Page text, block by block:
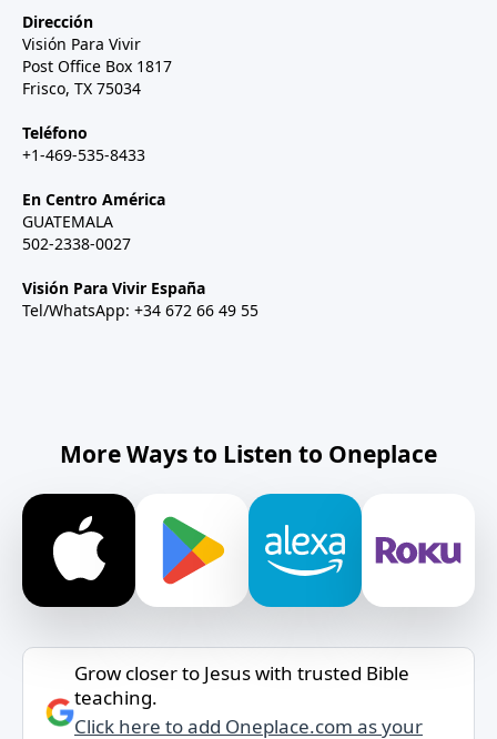
Dirección
Visión Para Vivir
Post Office Box 1817
Frisco, TX 75034
Teléfono
+1-469-535-8433
En Centro América
GUATEMALA
502-2338-0027
Visión Para Vivir España
Tel/WhatsApp: +34 672 66 49 55
More Ways to Listen to Oneplace
Grow closer to Jesus with trusted Bible
teaching.
Click here to add Oneplace.com as your